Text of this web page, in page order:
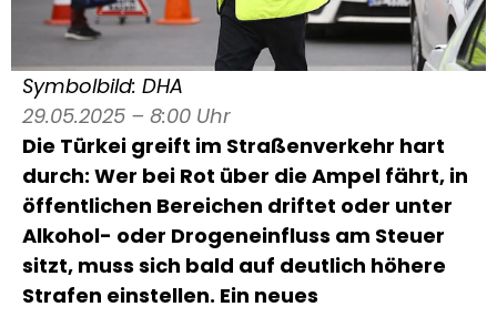
Symbolbild: DHA
29.05.2025 – 8:00 Uhr
Die Türkei greift im Straßenverkehr hart
durch: Wer bei Rot über die Ampel fährt, in
öffentlichen Bereichen driftet oder unter
Alkohol- oder Drogeneinfluss am Steuer
sitzt, muss sich bald auf deutlich höhere
Strafen einstellen. Ein neues